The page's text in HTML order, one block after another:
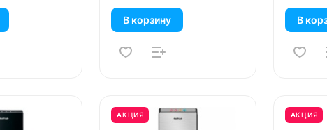
В корзину В
АКЦИЯ АКЦИЯ